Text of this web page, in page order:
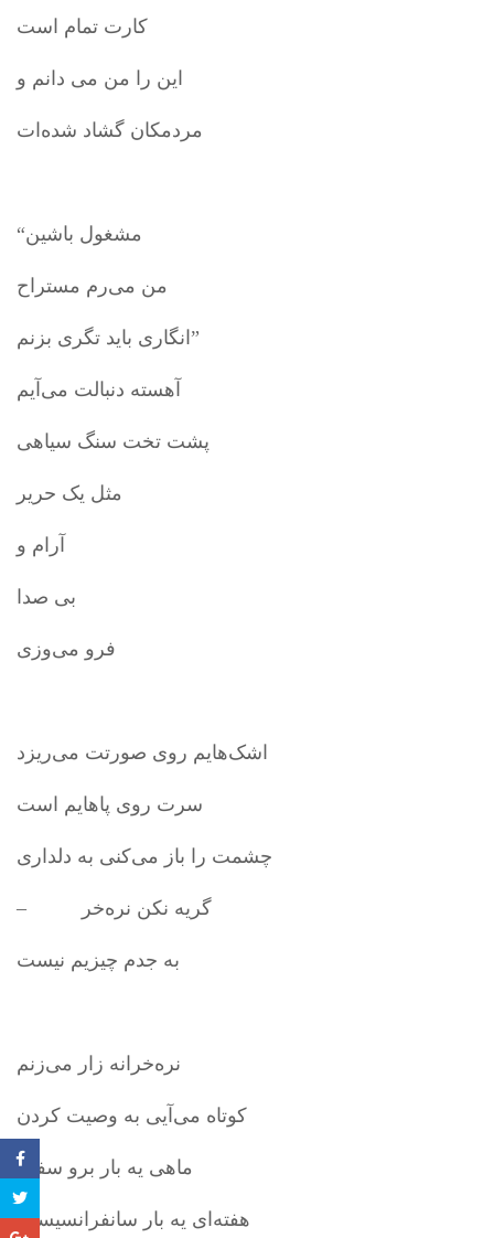
کارت تمام است
این را من می دانم و
مردمکان گشاد شده‌ات
“مشغول باشین
من می‌رم مستراح
انگاری باید تگری بزنم”
آهسته دنبالت می‌آیم
پشت تخت سنگ سیاهی
مثل یک حریر
آرام و
بی صدا
فرو می‌‌وزی
اشک‌هایم روی صورتت می‌ریزد
سرت روی پاهایم است
چشمت را باز می‌کنی به دلداری
– گریه نکن نره‌خر
به جدم چیزیم نیست
نره‌خرانه زار می‌زنم
کوتاه می‌آیی به وصیت کردن
“ماهی یه بار برو سفر
هفته‌ای یه بار سانفرانسیسکو